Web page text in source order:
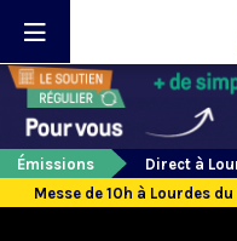
Émissions
Direct à
Messe de 10h à Lourdes